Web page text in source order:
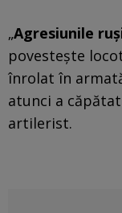
„Agresiunile
povestește
înrolat în
atunci a
artilerist.